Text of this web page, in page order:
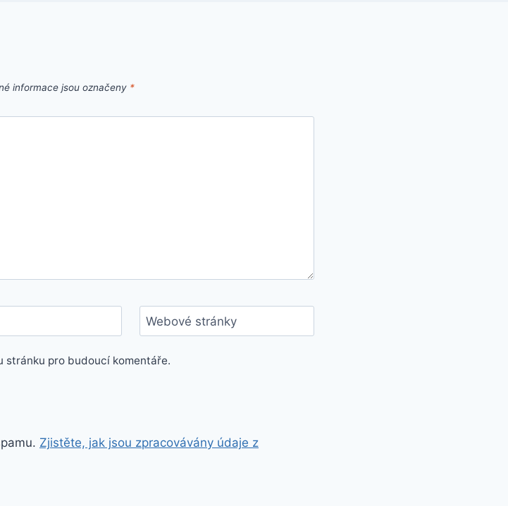
informace jsou označeny *
Webové stránky
stránku pro budoucí komentáře.
Zjistěte, jak jsou zpracovávány údaje z